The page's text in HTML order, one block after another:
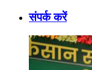
संपर्क करें